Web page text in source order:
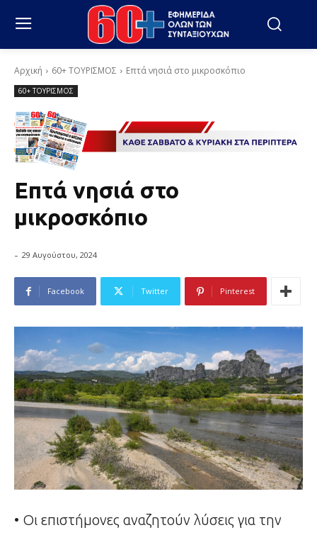
Αρχική 60+ ΤΟΥΡΙΣΜΟΣ Επτά νησιά στο μικροσκόπιο
60+ ΤΟΥΡΙΣΜΟΣ
Επτά νησιά στο
μικροσκόπιο
- 29 Αυγούστου, 2024
Facebook Twitter Pinterest
• Οι επιστήμονες αναζητούν λύσεις για την